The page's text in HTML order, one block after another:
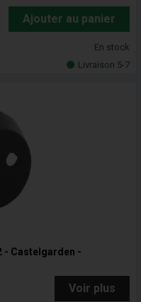
Ajouter au panier
En stock
Livraison 5-7
- Castelgarden -
Voir plus